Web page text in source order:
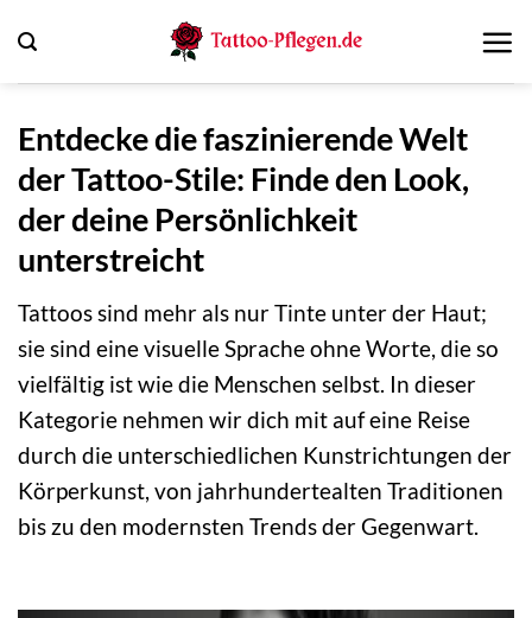
Inhalt
springen
Entdecke die faszinierende Welt
der Tattoo-Stile: Finde den Look,
der deine Persönlichkeit
unterstreicht
Tattoos sind mehr als nur Tinte unter der Haut;
sie sind eine visuelle Sprache ohne Worte, die so
vielfältig ist wie die Menschen selbst. In dieser
Kategorie nehmen wir dich mit auf eine Reise
durch die unterschiedlichen Kunstrichtungen der
Körperkunst, von jahrhundertealten Traditionen
bis zu den modernsten Trends der Gegenwart.